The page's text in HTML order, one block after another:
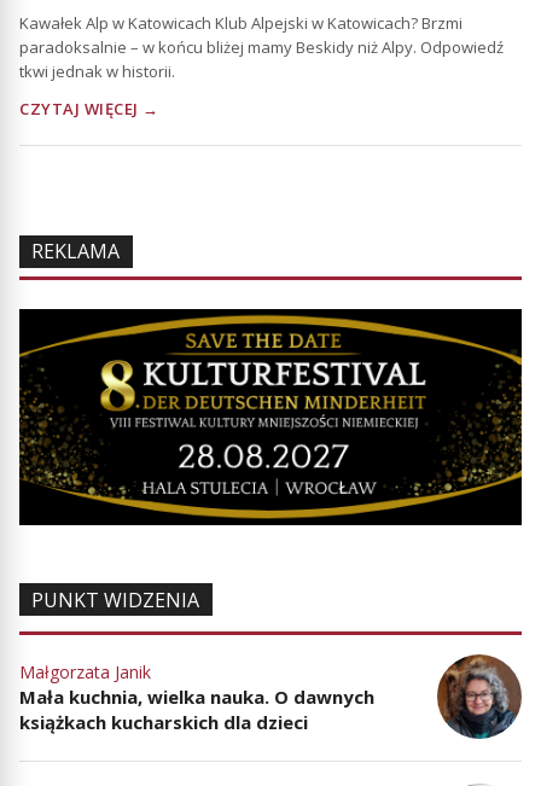
Kawałek Alp w Katowicach Klub Alpejski w Katowicach? Brzmi
paradoksalnie – w końcu bliżej mamy Beskidy niż Alpy. Odpowiedź
tkwi jednak w historii.
CZYTAJ WIĘCEJ →
REKLAMA
PUNKT WIDZENIA
Małgorzata Janik
Mała kuchnia, wielka nauka. O dawnych
książkach kucharskich dla dzieci